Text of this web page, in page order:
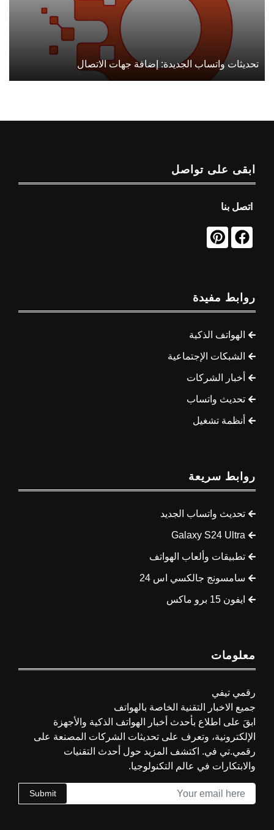
تحديثات واتساب الجديدة: إضافة جهات الاتصال
ابقى على تواصل
اتصل بنا
روابط مفيدة
الهواتف الذكية
الشبكات الإجتماعية
أخبار الشركات
تحديث واتساب
أنظمة تشغيل
روابط سريعة
تحديث واتساب الجديد
Galaxy S24 Ultra
تطبيقات وألعاب الهواتف
سامسونج جالكسي اس 24
ايفون 15 برو ماكس
معلومات
رقمي تيفي
جميع الاخبار التقنية الخاصة بالهواتف
ابقَ على اطلاع بأحدث أخبار الهواتف الذكية والأجهزة
الإلكترونية، وتعرف على تحديثات الشركات المصنعة على
رقمي.تي في. اكتشف المزيد حول أحدث التقنيات
والابتكارات في عالم التكنولوجيا.
Submit